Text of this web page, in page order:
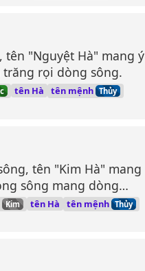
"Nguyệt Hà" mang ý
rọi dòng sông.
tên Hà tên mệnh Thủy
tên "Kim Hà" mang
sông mang dòng
Kim tên Hà tên mệnh Thủy